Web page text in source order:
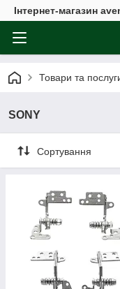
Інтернет-магазин
Товари та
SONY
Сортування